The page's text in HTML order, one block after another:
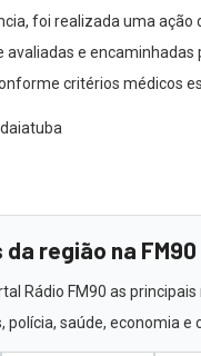
foi realizada uma ação
e encaminhadas
critérios médicos
região na FM90
Rádio FM90 as
polícia, saúde, economia e